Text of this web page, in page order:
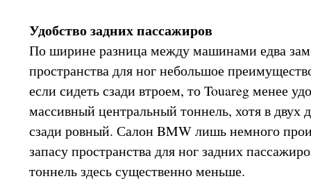
Удобство задних пассажиров
По ширине разница между машинами едва
пространства для ног небольшое
если сидеть сзади втроем, то Touareg менее
массивный центральный тоннель, хотя в двух
сзади ровный. Салон BMW лишь немного
запасу пространства для ног задних
тоннель здесь существенно меньше.